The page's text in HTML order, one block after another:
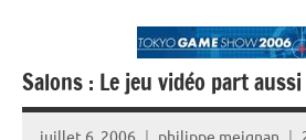
Salons : Le jeu vidéo part
juillet 6, 2006 philippe meignan